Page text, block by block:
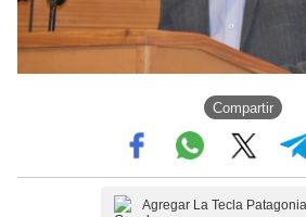
Compartir
Agregar La Tecla